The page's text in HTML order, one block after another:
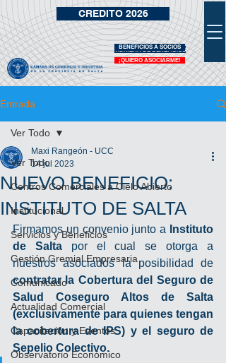
¡QUIERO ASOCIARME!
VIDRIERA DE BENEFICIOS
BENEFICIOS A SOCIOS
CREDITO 2026
Entrada
Ver Todo
Centros Comerciales a Cielo Abierto
Institucional
Servicios y Beneficios
Gestión Gremial Empresaria
Comunicado
Actualidad Comercial
Capacitación y Eventos
Observatorio Económico
Ver Todo
NUEVO BENEFICIO:
INSTITUTO DE SALTA
Maxi Rangeón - UCC
14 jul 2023
Firmamos un convenio junto a
Instituto
de Salta por el cual se otorga a
nuestros asociados la posibilidad de
contratar la Cobertura del Seguro de
Salud Coseguro Altos de Salta
(exclusivamente para quienes tengan
la cobertura de IPS) y el seguro de
Sepelio Colectivo.